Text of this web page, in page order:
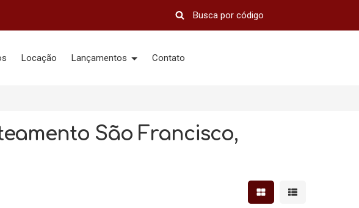
Locação Lançamentos Contato
São Francisco,
Mostrar resultados em
Mostrar